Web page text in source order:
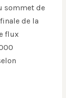
sommet de
de la
flux